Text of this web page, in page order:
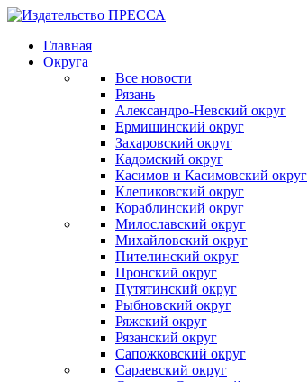
Главная
Округа
Все новости
Рязань
Александро-Невский округ
Ермишинский округ
Захаровский округ
Кадомский округ
Касимов и Касимовский округ
Клепиковский округ
Кораблинский округ
Милославский округ
Михайловский округ
Пителинский округ
Пронский округ
Путятинский округ
Рыбновский округ
Ряжский округ
Рязанский округ
Сапожковский округ
Сараевский округ